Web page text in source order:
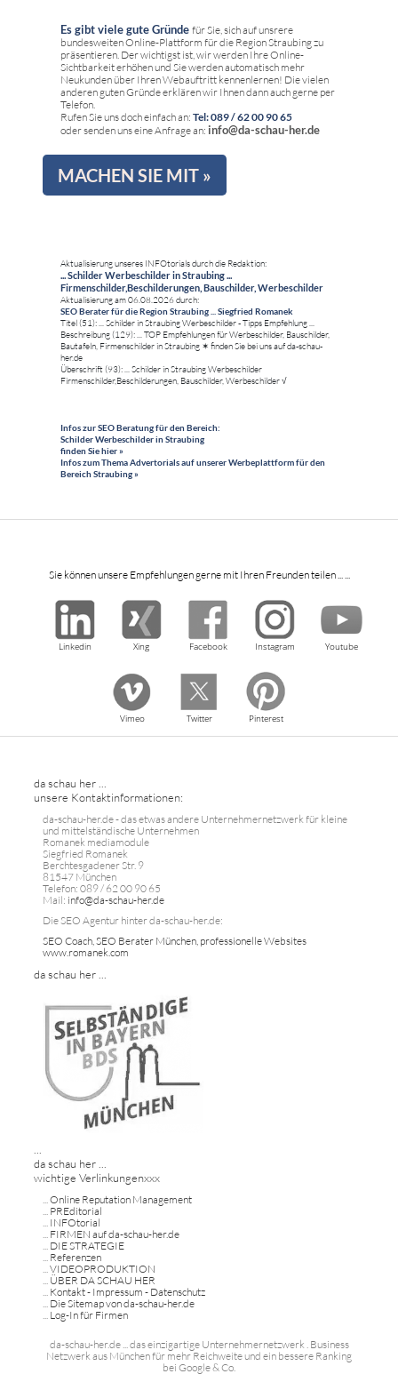
Es gibt viele gute Gründe für Sie, sich auf unsrere
bundesweiten Online-Plattform für die Region Straubing zu
präsentieren. Der wichtigst ist, wir werden Ihre Online-
Sichtbarkeit erhöhen und Sie werden automatisch mehr
Neukunden über Ihren Webauftritt kennenlernen! Die vielen
anderen guten Gründe erklären wir Ihnen dann auch gerne per
Telefon.
Rufen Sie uns doch einfach an: Tel: 089 / 62 00 90 65
oder senden uns eine Anfrage an: info@da-schau-her.de
MACHEN SIE MIT »
Aktualisierung unseres INFOtorials durch die Redaktion:
... Schilder Werbeschilder in Straubing ...
Firmenschilder,Beschilderungen, Bauschilder, Werbeschilder
Aktualisierung am 06.08.2026 durch:
SEO Berater für die Region Straubing ... Siegfried Romanek
Titel (51): ... Schilder in Straubing Werbeschilder - Tipps Empfehlung ...
Beschreibung (129): ... TOP Empfehlungen für Werbeschilder, Bauschilder,
Bautafeln, Firmenschilder in Straubing ✶ finden Sie bei uns auf da-schau-
her.de
Überschrift (93): ... Schilder in Straubing Werbeschilder
Firmenschilder,Beschilderungen, Bauschilder, Werbeschilder √
Infos zur SEO Beratung für den Bereich:
Schilder Werbeschilder in Straubing
finden Sie hier »
Infos zum Thema Advertorials auf unserer Werbeplattform für den
Bereich Straubing »
Sie können unsere Empfehlungen gerne mit Ihren Freunden teilen ... ...
Linkedin Xing Facebook Instagram Youtube
Vimeo Twitter Pinterest
da schau her ...
unsere Kontaktinformationen:
da-schau-her.de - das etwas andere Unternehmernetzwerk für kleine
und mittelständische Unternehmen
Romanek mediamodule
Siegfried Romanek
Berchtesgadener Str. 9
81547 München
Telefon: 089 / 62 00 90 65
Mail: info@da-schau-her.de
Die SEO Agentur hinter da-schau-her.de:
SEO Coach, SEO Berater München, professionelle Websites
www.romanek.com
da schau her ...
...
da schau her ...
wichtige Verlinkungenxxx
...Online Reputation Management
... PREditorial
... INFOtorial
... FIRMEN auf da-schau-her.de
... DIE STRATEGIE
... Referenzen
...VIDEOPRODUKTION
... ÜBER DA SCHAU HER
... Kontakt - Impressum - Datenschutz
... Die Sitemap von da-schau-her.de
... Log-In für Firmen
da-schau-her.de ... das einzigartige Unternehmernetzwerk . Business
Netzwerk aus München für mehr Reichweite und ein bessere Ranking
bei Google & Co.